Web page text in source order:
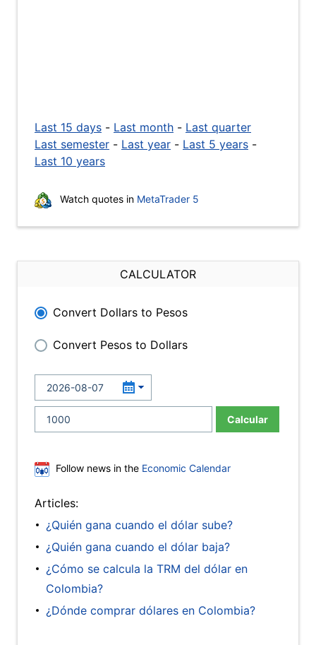
Last 15 days - Last month - Last quarter
Last semester - Last year - Last 5 years -
Last 10 years
Watch quotes in MetaTrader 5
CALCULATOR
Convert Dollars to Pesos
Convert Pesos to Dollars
Calcular
Follow news in the Economic Calendar
Articles:
¿Quién gana cuando el dólar sube?
¿Quién gana cuando el dólar baja?
¿Cómo se calcula la TRM del dólar en
Colombia?
¿Dónde comprar dólares en Colombia?